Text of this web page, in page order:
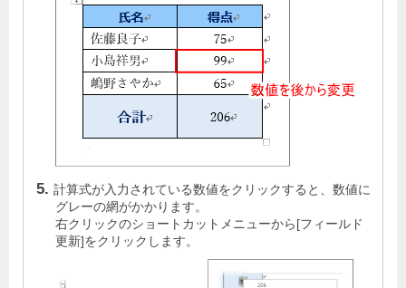
計算式が入力されている数値をクリックすると、数値に
グレーの網がかかります。
右クリックのショートカットメニューから[フィールド
更新]をクリックします。